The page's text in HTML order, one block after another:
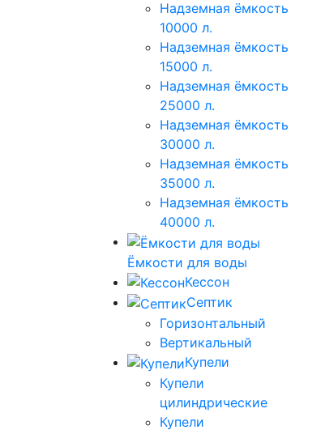
Надземная ёмкость
10000 л.
Надземная ёмкость
15000 л.
Надземная ёмкость
25000 л.
Надземная ёмкость
30000 л.
Надземная ёмкость
35000 л.
Надземная ёмкость
40000 л.
Ёмкости для воды
Кессон
Септик
Горизонтальный
Вертикальный
Купели
Купели
цилиндрические
Купели